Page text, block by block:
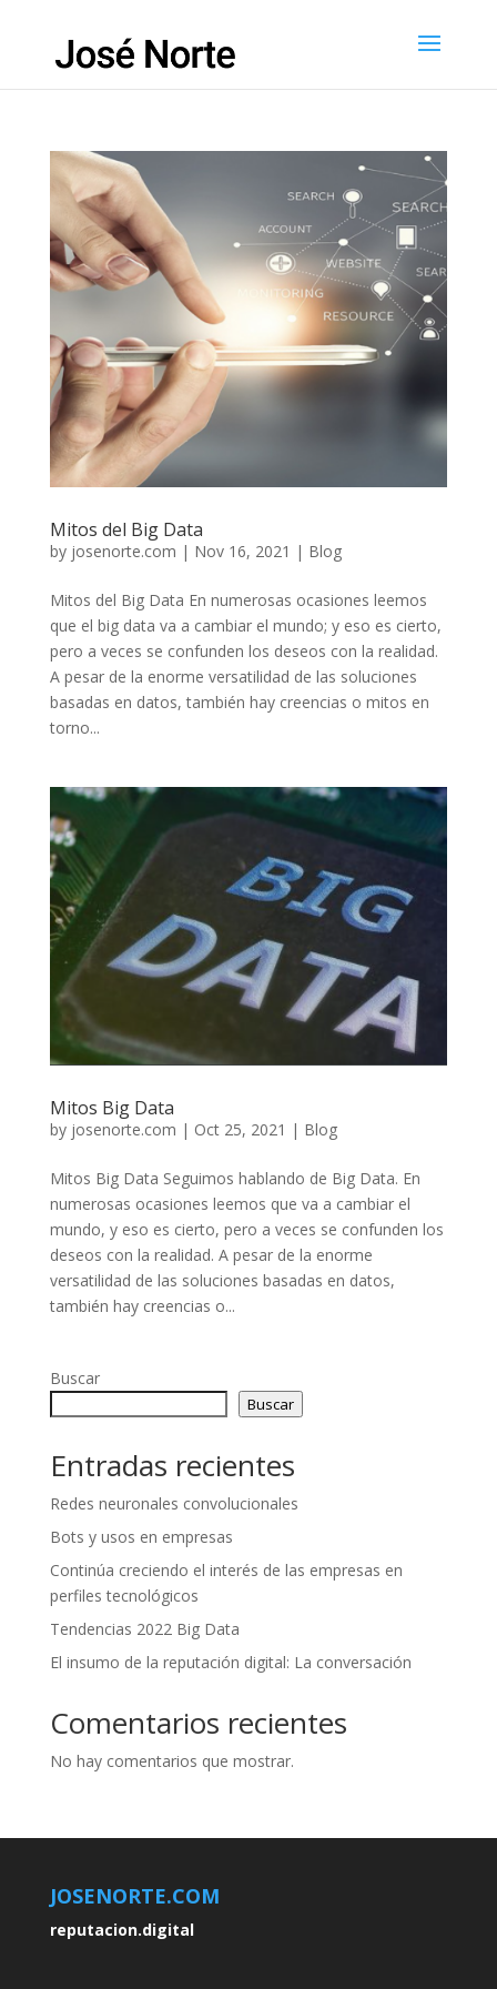
Mitos del Big Data
by josenorte.com | Nov 16, 2021 | Blog
Mitos del Big Data En numerosas ocasiones leemos
que el big data va a cambiar el mundo; y eso es cierto,
pero a veces se confunden los deseos con la realidad.
A pesar de la enorme versatilidad de las soluciones
basadas en datos, también hay creencias o mitos en
torno...
Mitos Big Data
by josenorte.com | Oct 25, 2021 | Blog
Mitos Big Data Seguimos hablando de Big Data. En
numerosas ocasiones leemos que va a cambiar el
mundo, y eso es cierto, pero a veces se confunden los
deseos con la realidad. A pesar de la enorme
versatilidad de las soluciones basadas en datos,
también hay creencias o...
Buscar
Buscar
Entradas recientes
Redes neuronales convolucionales
Bots y usos en empresas
Continúa creciendo el interés de las empresas en
perfiles tecnológicos
Tendencias 2022 Big Data
El insumo de la reputación digital: La conversación
Comentarios recientes
No hay comentarios que mostrar.
JOSENORTE.COM
reputacion.digital